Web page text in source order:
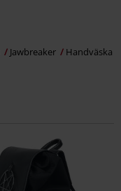
Jawbreaker Handväska